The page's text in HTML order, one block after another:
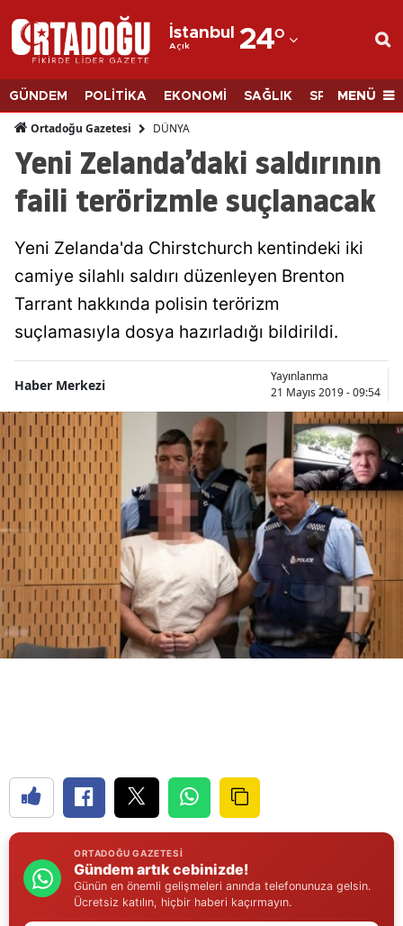
İstanbul
Açık 24°
Adana
Adıyaman
Afyonkarahisar
Ağrı
Amasya
Ankara
Antalya
Artvin
Bilecik
Bingöl
Bitlis
Bolu
Burdur
Bursa
Çanakkale
Diyarbakır
Edirne
Elazığ
Erzincan
GÜNDEM POLİTİKA EKONOMİ SAĞLIK SPORMENÜ
Ortadoğu Gazetesi DÜNYA
Yeni Zelanda’daki saldırının
faili terörizmle suçlanacak
Yeni Zelanda'da Chirstchurch kentindeki iki
camiye silahlı saldırı düzenleyen Brenton
Tarrant hakkında polisin terörizm
suçlamasıyla dosya hazırladığı bildirildi.
Haber Merkezi
Yayınlanma
21 Mayıs 2019 - 09:54
ORTADOĞU GAZETESI
Gündem artık cebinizde!
Günün en önemli gelişmeleri anında telefonunuza gelsin.
Ücretsiz katılın, hiçbir haberi kaçırmayın.